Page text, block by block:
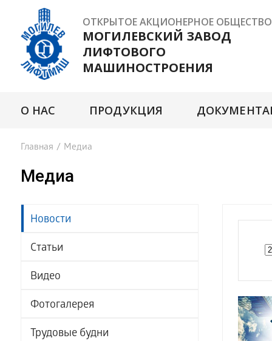
ОТКРЫТОЕ АКЦИОНЕРНОЕ ОБЩЕСТВО
МОГИЛЕВСКИЙ ЗАВОД
ЛИФТОВОГО
МАШИНОСТРОЕНИЯ
О НАС ПРОДУКЦИЯ
Главная / Медиа
Медиа
Новости
Статьи
Видео
Фотогалерея
Трудовые будни